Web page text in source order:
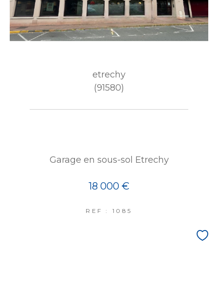
etrechy
(91580)
Garage en sous-sol Etrechy
18 000 €
REF : 1085